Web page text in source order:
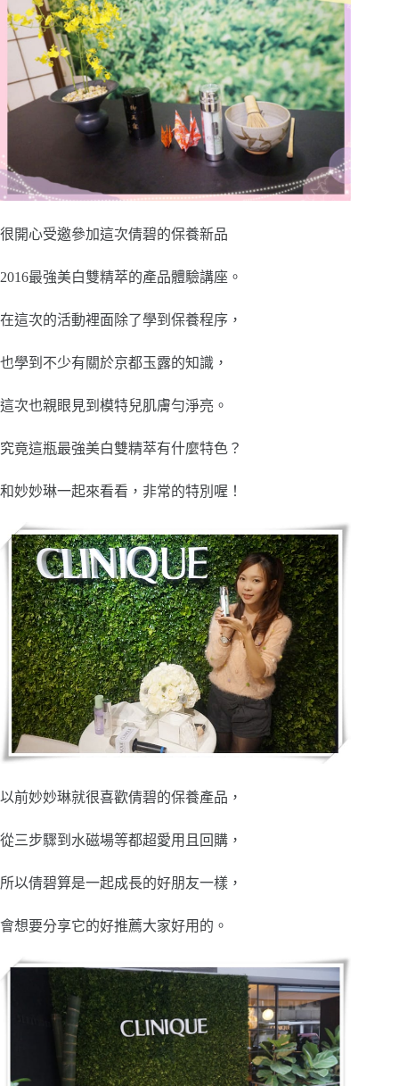
很開心受邀參加這次倩碧的保養新品
2016最強美白雙精萃的產品體驗講座。
在這次的活動裡面除了學到保養程序，
也學到不少有關於京都玉露的知識，
這次也親眼見到模特兒肌膚勻淨亮。
究竟這瓶最強美白雙精萃有什麼特色？
和妙妙琳一起來看看，非常的特別喔！
以前妙妙琳就很喜歡倩碧的保養產品，
從三步驟到水磁場等都超愛用且回購，
所以倩碧算是一起成長的好朋友一樣，
會想要分享它的好推薦大家好用的。